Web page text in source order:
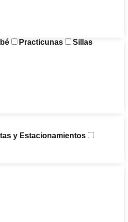
Practicunas Sillas
y Estacionamientos